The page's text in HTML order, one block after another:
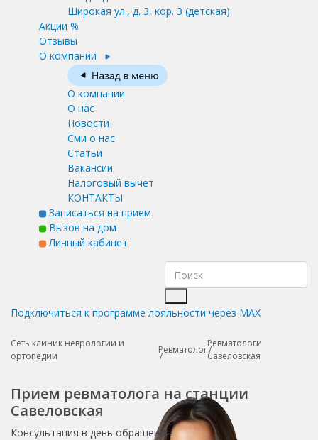
Широкая ул., д. 3, кор. 3 (детская)
Акции %
Отзывы
О компании
О компании
О нас
Новости
Сми о нас
Статьи
Вакансии
Налоговый вычет
КОНТАКТЫ
Записаться на прием
Вызов на дом
Личный кабинет
Подключиться к программе лояльности через MAX
Сеть клиник неврологии и
ортопедии
Ревматолог
Ревматологи
Савеловская
Прием ревматолога на станции
Савеловская
Консультация в день обращения!